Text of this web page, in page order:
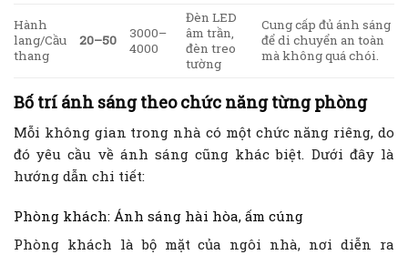
Hành
lang/Cầu
thang
20–50
3000–
4000
Đèn LED
âm trần,
đèn treo
tường
Cung cấp đủ ánh sáng
để di chuyển an toàn
mà không quá chói.
Bố trí ánh sáng theo chức năng từng phòng
Mỗi không gian trong nhà có một chức năng riêng, do
đó yêu cầu về ánh sáng cũng khác biệt. Dưới đây là
hướng dẫn chi tiết:
Phòng khách: Ánh sáng hài hòa, ấm cúng
Phòng khách là bộ mặt của ngôi nhà, nơi diễn ra